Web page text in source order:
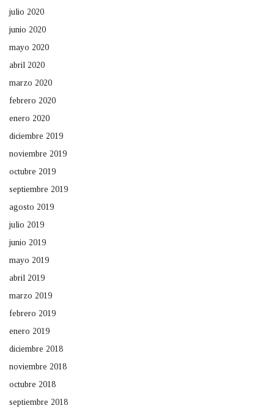
julio 2020
junio 2020
mayo 2020
abril 2020
marzo 2020
febrero 2020
enero 2020
diciembre 2019
noviembre 2019
octubre 2019
septiembre 2019
agosto 2019
julio 2019
junio 2019
mayo 2019
abril 2019
marzo 2019
febrero 2019
enero 2019
diciembre 2018
noviembre 2018
octubre 2018
septiembre 2018